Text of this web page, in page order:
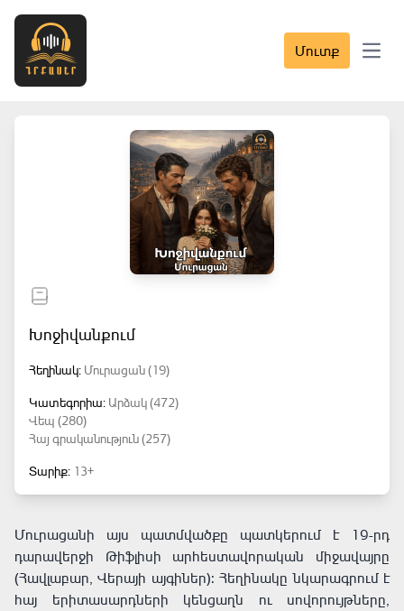
Մուտք Open
Խոջիվանքում
Հեղինակ: Մուրացան (19)
Կատեգորիա: Արձակ (472)
Վեպ (280)
Հայ գրականություն (257)
Տարիք: 13+
Մուրացանի այս պատմվածքը պատկերում է 19-րդ
դարավերջի Թիֆլիսի արհեստավորական միջավայրը
(Հավլաբար, Վերայի այգիներ): Հեղինակը նկարագրում է
հայ երիտասարդների կենցաղն ու սովորույթները,